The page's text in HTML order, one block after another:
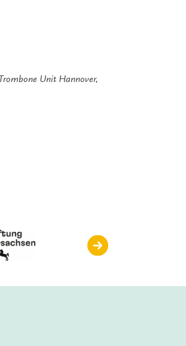
Unit Hannover,